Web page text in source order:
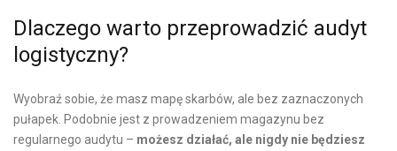
Dlaczego warto przeprowadzić audyt
logistyczny?
Wyobraź sobie, że masz mapę skarbów, ale bez zaznaczonych
pułapek. Podobnie jest z prowadzeniem magazynu bez
regularnego audytu – możesz działać, ale nigdy nie będziesz